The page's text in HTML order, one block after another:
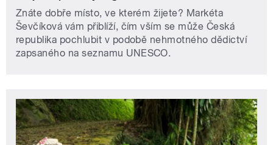
Znáte dobře místo, ve kterém žijete? Markéta
Ševčíková vám přiblíží, čím vším se může Česká
republika pochlubit v podobě nehmotného dědictví
zapsaného na seznamu UNESCO.